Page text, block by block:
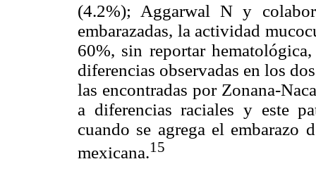
(4.2%); Aggarwal N y
embarazadas, la actividad
60%, sin reportar
diferencias observadas en los
las encontradas por Zonana-
a diferencias raciales y este
cuando se agrega el embarazo
mexicana.15